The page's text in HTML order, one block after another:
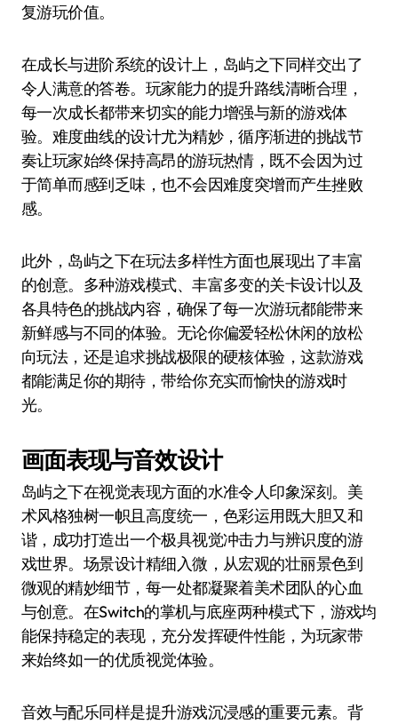
复游玩价值。
在成长与进阶系统的设计上，岛屿之下同样交出了
令人满意的答卷。玩家能力的提升路线清晰合理，
每一次成长都带来切实的能力增强与新的游戏体
验。难度曲线的设计尤为精妙，循序渐进的挑战节
奏让玩家始终保持高昂的游玩热情，既不会因为过
于简单而感到乏味，也不会因难度突增而产生挫败
感。
此外，岛屿之下在玩法多样性方面也展现出了丰富
的创意。多种游戏模式、丰富多变的关卡设计以及
各具特色的挑战内容，确保了每一次游玩都能带来
新鲜感与不同的体验。无论你偏爱轻松休闲的放松
向玩法，还是追求挑战极限的硬核体验，这款游戏
都能满足你的期待，带给你充实而愉快的游戏时
光。
画面表现与音效设计
岛屿之下在视觉表现方面的水准令人印象深刻。美
术风格独树一帜且高度统一，色彩运用既大胆又和
谐，成功打造出一个极具视觉冲击力与辨识度的游
戏世界。场景设计精细入微，从宏观的壮丽景色到
微观的精妙细节，每一处都凝聚着美术团队的心血
与创意。在Switch的掌机与底座两种模式下，游戏均
能保持稳定的表现，充分发挥硬件性能，为玩家带
来始终如一的优质视觉体验。
音效与配乐同样是提升游戏沉浸感的重要元素。背